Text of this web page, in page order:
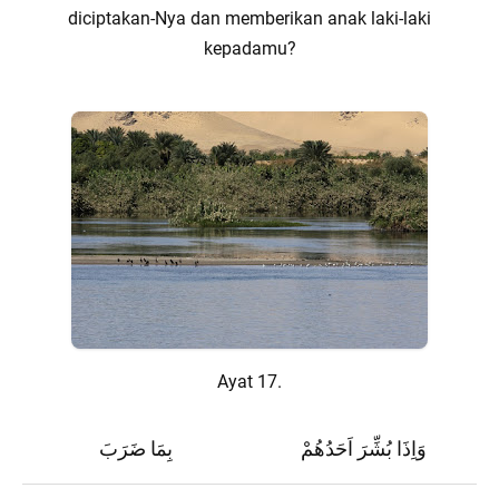
diciptakan-Nya dan memberikan anak laki-laki
kepadamu?
Ayat 17.
بِمَا ضَرَبَ وَاِذَا بُشِّرَ اَحَدُهُمْ